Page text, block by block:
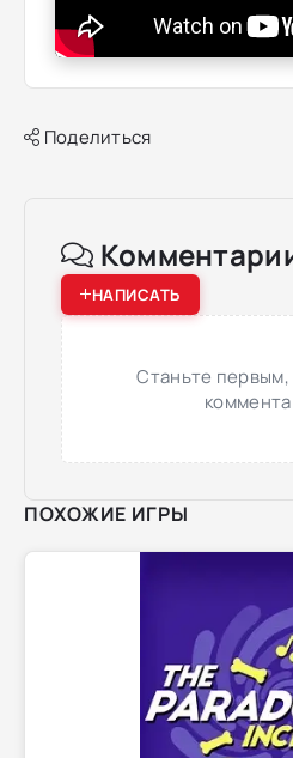
Поделиться
НАПИСАТЬ
Станьте первым,
ПОХОЖИЕ ИГРЫ